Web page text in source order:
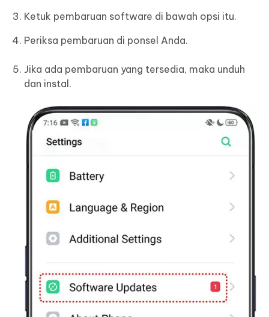
Ketuk pembaruan software di bawah opsi itu.
Periksa pembaruan di ponsel Anda.
Jika ada pembaruan yang tersedia, maka unduh
dan instal.